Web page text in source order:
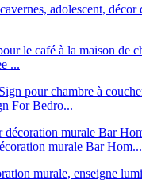
...
For Bedro...
murale Bar Hom...